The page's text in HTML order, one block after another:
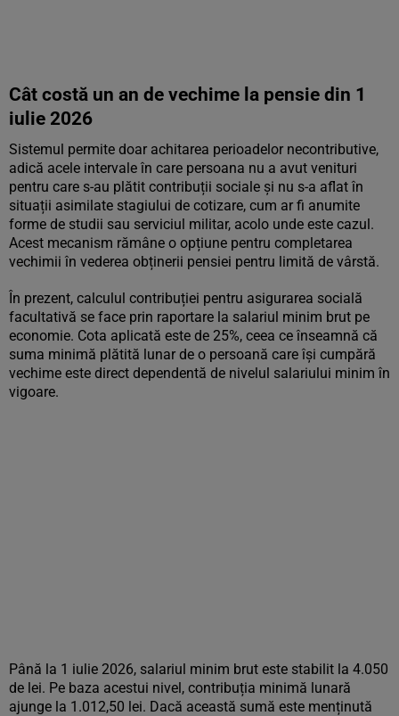
Cât costă un an de vechime la pensie din 1
iulie 2026
Sistemul permite doar achitarea perioadelor necontributive,
adică acele intervale în care persoana nu a avut venituri
pentru care s-au plătit contribuții sociale și nu s-a aflat în
situații asimilate stagiului de cotizare, cum ar fi anumite
forme de studii sau serviciul militar, acolo unde este cazul.
Acest mecanism rămâne o opțiune pentru completarea
vechimii în vederea obținerii pensiei pentru limită de vârstă.
În prezent, calculul contribuției pentru asigurarea socială
facultativă se face prin raportare la salariul minim brut pe
economie. Cota aplicată este de 25%, ceea ce înseamnă că
suma minimă plătită lunar de o persoană care își cumpără
vechime este direct dependentă de nivelul salariului minim în
vigoare.
Până la 1 iulie 2026, salariul minim brut este stabilit la 4.050
de lei. Pe baza acestui nivel, contribuția minimă lunară
ajunge la 1.012,50 lei. Dacă această sumă este menținută